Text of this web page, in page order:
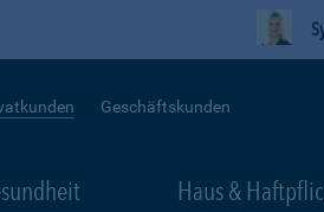
Geschäftskunden
Haus &